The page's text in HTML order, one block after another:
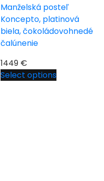
Manželská posteľ
Koncepto, platinová
biela, čokoládovohnedé
čalúnenie
1449 €
Select options